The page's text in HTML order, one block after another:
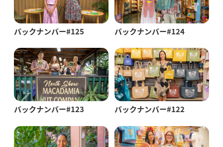
バックナンバー#125 バックナンバー#124
バックナンバー#123 バックナンバー#122